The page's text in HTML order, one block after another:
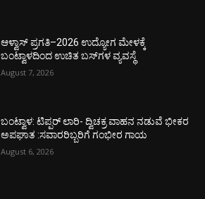
ಆಳ್ವಾಸ್ ಪ್ರಗತಿ–2026 ಉದ್ಯೋಗ ಮೇಳಕ್ಕೆ
ಬಂಟ್ವಾಳದಿಂದ ಉಚಿತ ಬಸ್‌ಗಳ ವ್ಯವಸ್ಥೆ
August 7, 2026
ಬಂಟ್ವಾಳ: ಟಿಪ್ಪರ್ ಲಾರಿ- ದ್ವಿಚಕ್ರ ವಾಹನ ನಡುವೆ ಭೀಕರ
ಅಪಘಾತ :ಸವಾರರಿಬ್ಬರಿಗೆ ಗಂಭೀರ ಗಾಯ
August 6, 2026